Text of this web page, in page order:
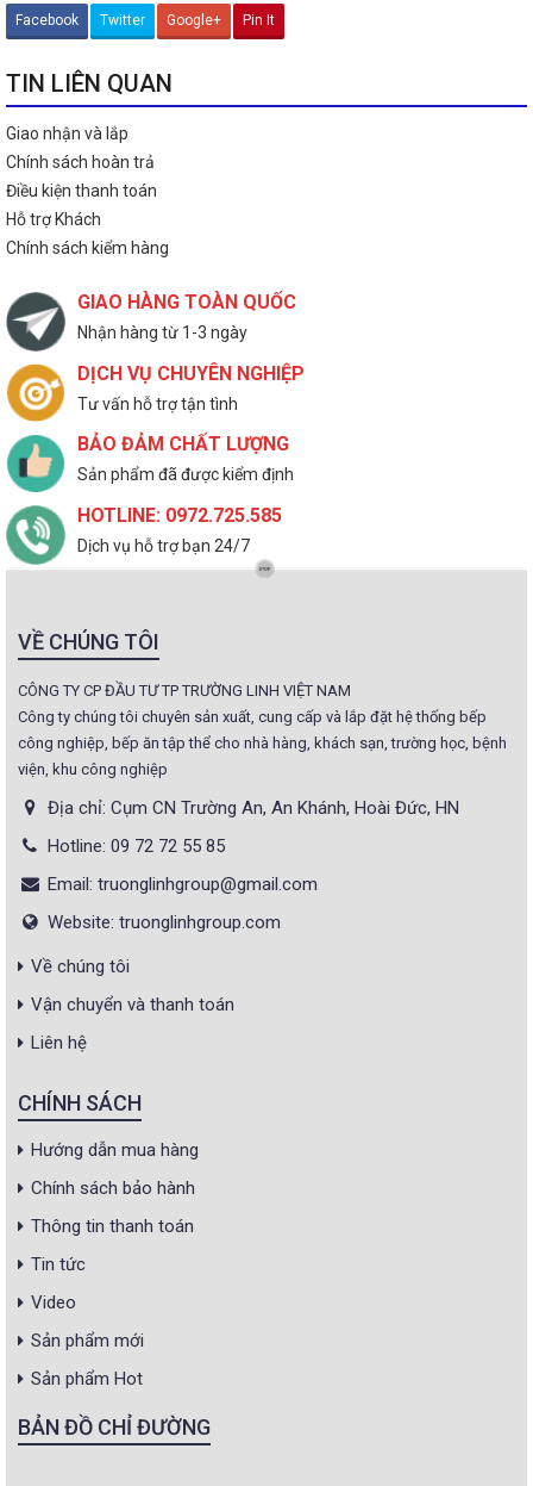
Facebook Twitter Google+ Pin It
TIN LIÊN QUAN
Giao nhận và lắp
Chính sách hoàn trả
Điều kiện thanh toán
Hỗ trợ Khách
Chính sách kiểm hàng
GIAO HÀNG TOÀN QUỐC
Nhận hàng từ 1-3 ngày
DỊCH VỤ CHUYÊN NGHIỆP
Tư vấn hỗ trợ tận tình
BẢO ĐẢM CHẤT LƯỢNG
Sản phẩm đã được kiểm định
HOTLINE: 0972.725.585
Dịch vụ hỗ trợ bạn 24/7
VỀ CHÚNG TÔI
CÔNG TY CP ĐẦU TƯ TP TRƯỜNG LINH VIỆT NAM
Công ty chúng tôi chuyên sản xuất, cung cấp và lắp đặt hệ thống bếp
công nghiệp, bếp ăn tập thể cho nhà hàng, khách sạn, trường học, bệnh
viện, khu công nghiệp
Địa chỉ: Cụm CN Trường An, An Khánh, Hoài Đức, HN
Hotline: 09 72 72 55 85
Email: truonglinhgroup@gmail.com
Website: truonglinhgroup.com
Về chúng tôi
Vận chuyển và thanh toán
Liên hệ
CHÍNH SÁCH
Hướng dẫn mua hàng
Chính sách bảo hành
Thông tin thanh toán
Tin tức
Video
Sản phẩm mới
Sản phẩm Hot
BẢN ĐỒ CHỈ ĐƯỜNG